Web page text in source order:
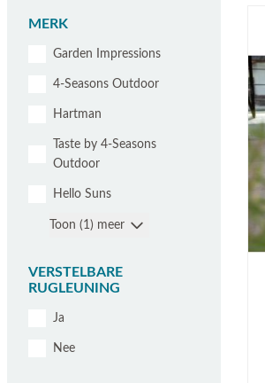
MERK
Garden Impressions
4-Seasons Outdoor
Hartman
Taste by 4-Seasons
Outdoor
Hello Suns
Toon (1) meer
VERSTELBARE
RUGLEUNING
Ja
Nee